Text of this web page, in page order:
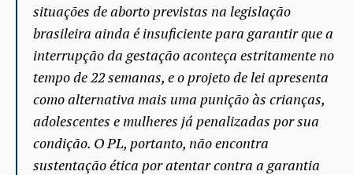
situações de aborto previstas na legislação
brasileira ainda é insuficiente para garantir que a
interrupção da gestação aconteça estritamente no
tempo de 22 semanas, e o projeto de lei apresenta
como alternativa mais uma punição às crianças,
adolescentes e mulheres já penalizadas por sua
condição. O PL, portanto, não encontra
sustentação ética por atentar contra a garantia